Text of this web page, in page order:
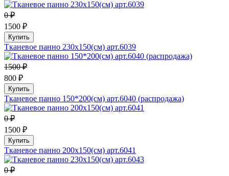
0 ₽
1500 ₽
Купить
Тканевое панно 230х150(см) арт.6039
1500 ₽
800 ₽
Купить
Тканевое панно 150*200(см) арт.6040 (распродажа)
0 ₽
1500 ₽
Купить
Тканевое панно 200х150(см) арт.6041
0 ₽